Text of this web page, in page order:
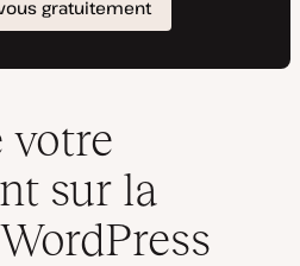
votre
sur la